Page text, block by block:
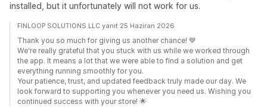
installed, but it unfortunately will not work for us.
FINLOOP SOLUTIONS LLC yanıt 25 Haziran 2026
Thank you so much for giving us another chance! 💙
We're really grateful that you stuck with us while we worked through
the app. It means a lot that we were able to find a solution and get
everything running smoothly for you.
Your patience, trust, and updated feedback truly made our day. We
look forward to supporting you whenever you need us. Wishing you
continued success with your store! 🌟